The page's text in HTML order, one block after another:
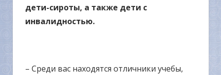
дети-сироты, а также дети с
инвалидностью.
– Среди вас находятся отличники учебы,